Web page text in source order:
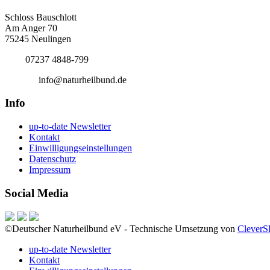
Schloss Bauschlott
Am Anger 70
75245 Neulingen
07237 4848-799
info@naturheilbund.de
Info
up-to-date Newsletter
Kontakt
Einwilligungseinstellungen
Datenschutz
Impressum
Social Media
©Deutscher Naturheilbund eV - Technische Umsetzung von
up-to-date Newsletter
Kontakt